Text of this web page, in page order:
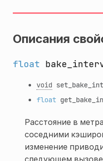
Описания
float
void
float
Расстояние в
соседними
изменение
следующем